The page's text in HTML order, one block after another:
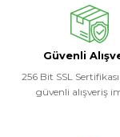
Güvenli
256 Bit SSL
güvenli alışveriş